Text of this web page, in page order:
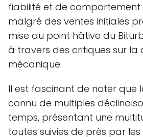
fiabilité et de comportement
malgré des ventes initiales
mise au point hâtive du
à travers des critiques sur la
mécanique.
Il est fascinant de noter que
connu de multiples
temps, présentant une
toutes suivies de près par